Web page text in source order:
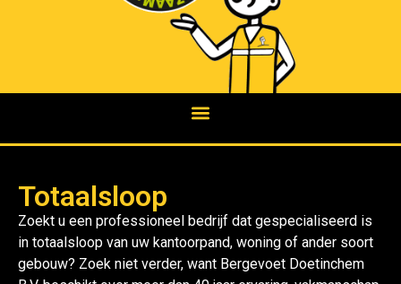
Totaalsloop
Zoekt u een professioneel bedrijf dat gespecialiseerd is
in totaalsloop van uw kantoorpand, woning of ander soort
gebouw? Zoek niet verder, want Bergevoet Doetinchem